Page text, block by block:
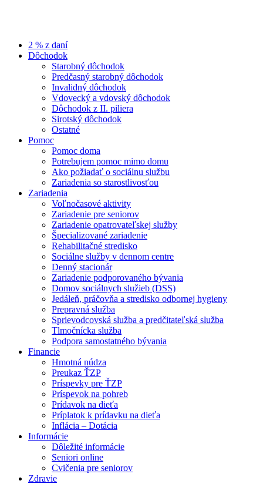
2 % z daní
Dôchodok
Starobný dôchodok
Predčasný starobný dôchodok
Invalidný dôchodok
Vdovecký a vdovský dôchodok
Dôchodok z II. piliera
Sirotský dôchodok
Ostatné
Pomoc
Pomoc doma
Potrebujem pomoc mimo domu
Ako požiadať o sociálnu službu
Zariadenia so starostlivosťou
Zariadenia
Voľnočasové aktivity
Zariadenie pre seniorov
Zariadenie opatrovateľskej služby
Špecializované zariadenie
Rehabilitačné stredisko
Sociálne služby v dennom centre
Denný stacionár
Zariadenie podporovaného bývania
Domov sociálnych služieb (DSS)
Jedáleň, práčovňa a stredisko odbornej hygieny
Prepravná služba
Sprievodcovská služba a predčitateľská služba
Tlmočnícka služba
Podpora samostatného bývania
Financie
Hmotná núdza
Preukaz ŤZP
Príspevky pre ŤZP
Príspevok na pohreb
Prídavok na dieťa
Príplatok k prídavku na dieťa
Inflácia – Dotácia
Informácie
Dôležité informácie
Seniori online
Cvičenia pre seniorov
Zdravie